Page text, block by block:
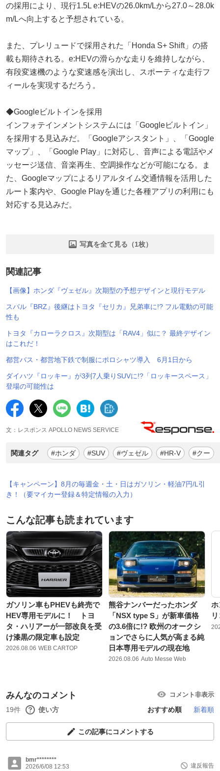
の採用により、現行1.5L e:HEVの26.0km/Lから27.0～28.0k
m/Lへ向上すると予想されている。
また、プレリュードで採用された「Honda S+ Shift」の搭
載も期待される。e:HEVの滑らかな走りを維持しながら、
有段変速機のような変速感を演出し、スポーティな走行フ
ィールを実現するだろう。
◆Googleビルトインを採用
インフォテインメントシステムには「Googleビルトイン」
を採用する見込みだ。「Googleアシスタント」、「Google
マップ」、「Google Play」に対応し、音声による電話やメ
ッセージ送信、音楽再生、空調操作などが可能になる。ま
た、Googleマップによるリアルタイム交通情報を活用した
ルート案内や、Google Playを通じた各種アプリの利用にも
対応する見込みだ。
写真を全て見る（1枚）
関連記事
【画像】ホンダ『ヴェゼル』次期型の予想デザインと現行モデル
スバル『BRZ』後継はトヨタ『セリカ』兄弟車に!? フル電動の可能
性も
トヨタ『カローラクロス』次期型は「RAV4」似に？ 最終デザイン
はこれだ！
都営バス・都営地下鉄で制服にポロシャツ導入 6月1日から
ダイハツ『ロッキー』が3列7人乗りSUVに!?「ロッキースペース」
登場の可能性は
文：レスポンス APOLLO NEWS SERVICE
関連タグ #ホンダ #SUV #ヴェゼル #HR-V #クー
【キャンペーン】8月の毎週金・土・日はガソリン・軽油7円/L引
き！（要マイカー登録＆特定情報の入力）
こんな記事も読まれています
ガソリン車もPHEVも終売で
HEV専用モデルに！ トヨ
タ・ハリアーが一部改良を受
け漆黒の限定車も設定
2026.08.06 WEB CARTOP
熊谷ナンバーだったホンダ
「NSX type S」が新車価格
の3.6倍に!? 欧州のオークシ
ョンでさらに人気が高まる純
日本専用モデルの現在地
2026.08.06 Auto Messe Web
ホ
みんなのコメント コメント非表示
19件 使い方 おすすめ順 新着順
この記事にコメントする
bmr********
2026/6/08 12:53
違反報告